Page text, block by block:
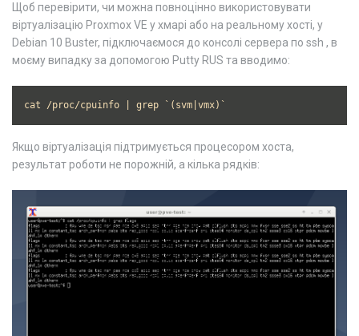
Щоб перевірити, чи можна повноцінно використовувати
віртуалізацію Proxmox VE у хмарі або на реальному хості, у
Debian 10 Buster, підключаємося до консолі сервера по ssh , в
моєму випадку за допомогою Putty RUS та вводимо:
cat /proc/cpuinfo | grep `(svm|vmx)`
Якщо віртуалізація підтримується процесором хоста,
результат роботи не порожній, а кілька рядків: